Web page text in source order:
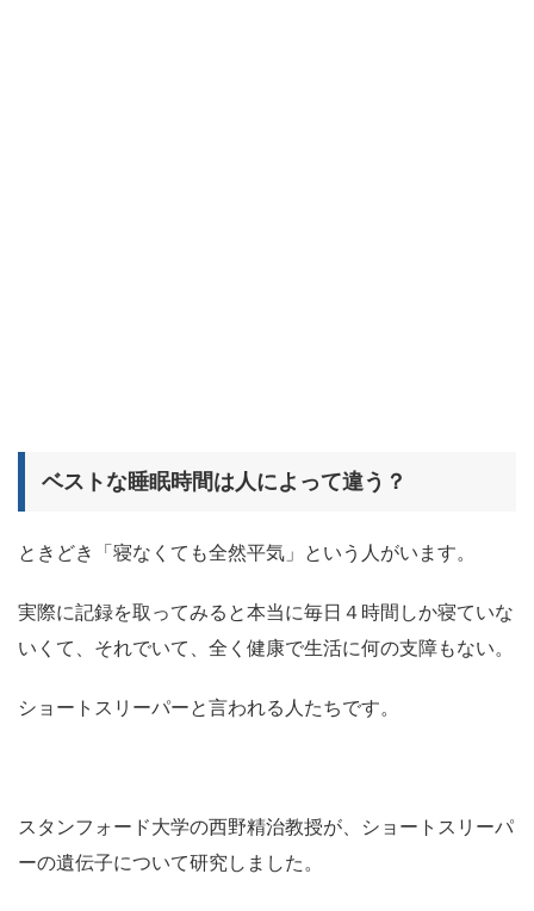
ベストな睡眠時間は人によって違う？
ときどき「寝なくても全然平気」という人がいます。
実際に記録を取ってみると本当に毎日４時間しか寝ていな
いくて、それでいて、全く健康で生活に何の支障もない。
ショートスリーパーと言われる人たちです。
スタンフォード大学の西野精治教授が、ショートスリーパ
ーの遺伝子について研究しました。